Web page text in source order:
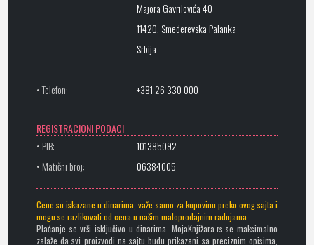
Majora Gavrilovića 40
11420, Smederevska Palanka
Srbija
• Telefon: +381 26 330 000
REGISTRACIONI PODACI
• PIB:
101385092
• Matični broj:
06384005
Cene su iskazane u dinarima, važe samo za kupovinu preko ovog sajta i
mogu se razlikovati od cena u našim maloprodajnim radnjama.
Plaćanje se vrši isključivo u dinarima. MojaKnjižara.rs se maksimalno
zalaže da svi proizvodi na sajtu budu prikazani sa preciznim opisima,